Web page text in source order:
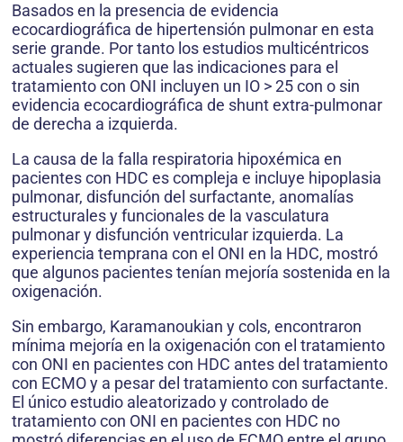
Basados en la presencia de evidencia
ecocardiográfica de hipertensión pulmonar en esta
serie grande. Por tanto los estudios multicéntricos
actuales sugieren que las indicaciones para el
tratamiento con ONI incluyen un IO > 25 con o sin
evidencia ecocardiográfica de shunt extra-pulmonar
de derecha a izquierda.
La causa de la falla respiratoria hipoxémica en
pacientes con HDC es compleja e incluye hipoplasia
pulmonar, disfunción del surfactante, anomalías
estructurales y funcionales de la vasculatura
pulmonar y disfunción ventricular izquierda. La
experiencia temprana con el ONI en la HDC, mostró
que algunos pacientes tenían mejoría sostenida en la
oxigenación.
Sin embargo, Karamanoukian y cols, encontraron
mínima mejoría en la oxigenación con el tratamiento
con ONI en pacientes con HDC antes del tratamiento
con ECMO y a pesar del tratamiento con surfactante.
El único estudio aleatorizado y controlado de
tratamiento con ONI en pacientes con HDC no